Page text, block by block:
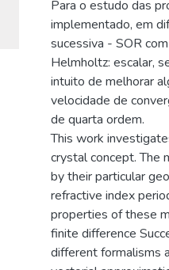
Para o estudo das
implementado, em
sucessiva - SOR
Helmholtz: escalar,
intuito de melhorar
velocidade de
de quarta ordem.
This work
crystal concept. The
by their particular
refractive index
properties of these
finite difference
different formalisms